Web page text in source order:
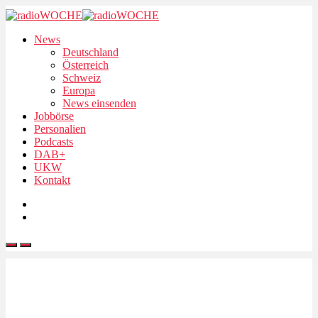
News
Deutschland
Österreich
Schweiz
Europa
News einsenden
Jobbörse
Personalien
Podcasts
DAB+
UKW
Kontakt